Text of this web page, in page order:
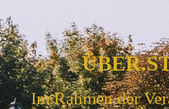
Im Rahmen der